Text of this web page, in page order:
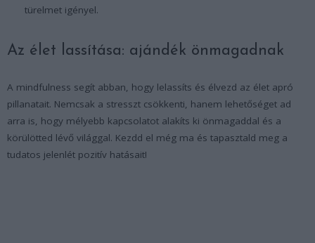
türelmet igényel.
Az élet lassítása: ajándék önmagadnak
A mindfulness segít abban, hogy lelassíts és élvezd az élet apró
pillanatait. Nemcsak a stresszt csökkenti, hanem lehetőséget ad
arra is, hogy mélyebb kapcsolatot alakíts ki önmagaddal és a
körülötted lévő világgal. Kezdd el még ma és tapasztald meg a
tudatos jelenlét pozitív hatásait!